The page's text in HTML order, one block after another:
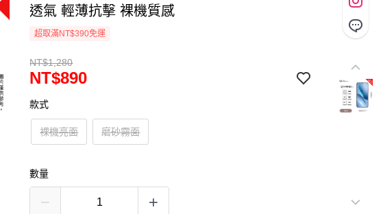
透氣 輕薄抗擊 裸機質感
超取滿NT$390免運
NT$1,280
NT$890
款式
裸機亮面 磨砂霧面
數量